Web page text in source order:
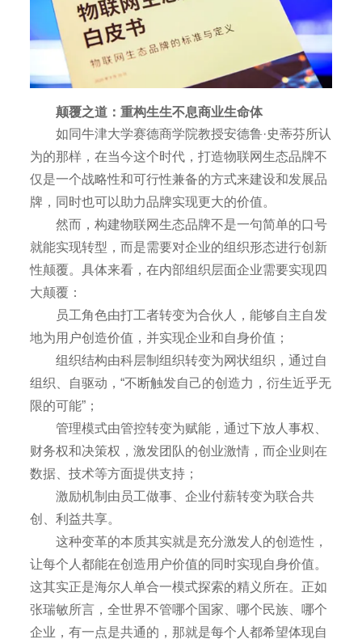
颠覆之道：重构生生不息商业生命体
如同牛津大学赛德商学院教授安德鲁·史蒂芬所认
为的那样，在当今这个时代，打造物联网生态品牌不
仅是一个战略性和可行性兼备的方式来建设和发展品
牌，同时也可以助力品牌实现更大的价值。
然而，构建物联网生态品牌不是一句简单的口号
就能实现转型，而是需要对企业的组织形态进行创新
性颠覆。具体来看，在内部组织层面企业需要实现四
大颠覆：
员工角色由打工者转变为合伙人，能够自主自发
地为用户创造价值，并实现企业和自身价值；
组织结构由科层制组织转变为网状组织，通过自
组织、自驱动，“不断触发自己的创造力，衍生近乎无
限的可能”；
管理模式由管控转变为赋能，通过下放人事权、
财务权和决策权，激发团队的创业激情，而企业则在
数据、技术等方面提供支持；
激励机制由员工做事、企业付薪转变为联合共
创、利益共享。
这种变革的本质其实就是充分激发人的创造性，
让每个人都能在创造用户价值的同时实现自身价值。
这其实正是海尔人单合一模式探索的精义所在。正如
张瑞敏所言，全世界不管哪个国家、哪个民族、哪个
企业，有一点是共通的，那就是每个人都希望体现自